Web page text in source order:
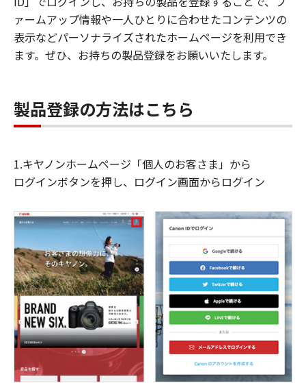
ァームアップ情報や一人ひとりに合わせたコンテンツの
表示などパーソナライズされたホームページを利用でき
ます。ぜひ、お持ちの製品登録をお願いいたします。
製品登録の方法はこちら
1.キヤノンホームページ「個人のお客さま」から
ログインボタンを押し、ログイン画面からログイン